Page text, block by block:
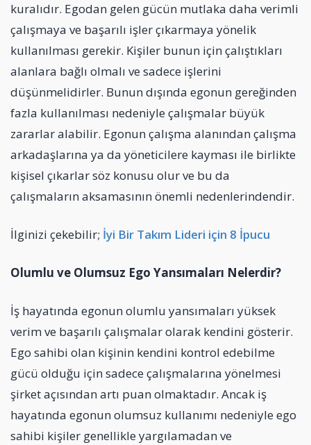
kuralıdır. Egodan gelen gücün mutlaka daha verimli
çalışmaya ve başarılı işler çıkarmaya yönelik
kullanılması gerekir. Kişiler bunun için çalıştıkları
alanlara bağlı olmalı ve sadece işlerini
düşünmelidirler. Bunun dışında egonun gereğinden
fazla kullanılması nedeniyle çalışmalar büyük
zararlar alabilir. Egonun çalışma alanından çalışma
arkadaşlarına ya da yöneticilere kayması ile birlikte
kişisel çıkarlar söz konusu olur ve bu da
çalışmaların aksamasının önemli nedenlerindendir.
İlginizi çekebilir; İyi Bir Takım Lideri için 8 İpucu
Olumlu ve Olumsuz Ego Yansımaları Nelerdir?
İş hayatında egonun olumlu yansımaları yüksek
verim ve başarılı çalışmalar olarak kendini gösterir.
Ego sahibi olan kişinin kendini kontrol edebilme
gücü olduğu için sadece çalışmalarına yönelmesi
şirket açısından artı puan olmaktadır. Ancak iş
hayatında egonun olumsuz kullanımı nedeniyle ego
sahibi kişiler genellikle yargılamadan ve